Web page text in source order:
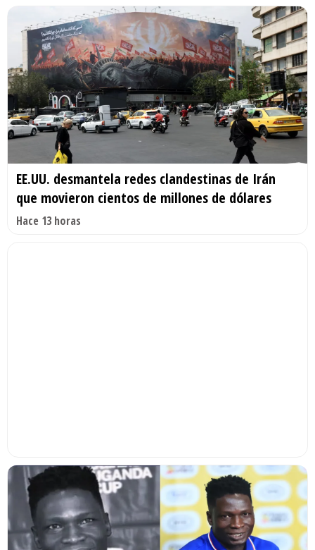
EE.UU. desmantela redes clandestinas de Irán
que movieron cientos de millones de dólares
Hace 13 horas